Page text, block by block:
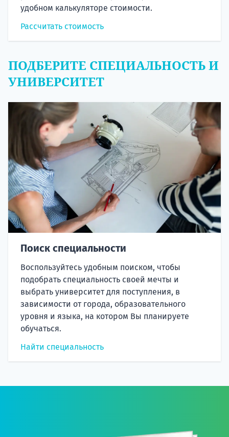
удобном калькуляторе стоимости.
Рассчитать стоимость
ПОДБЕРИТЕ СПЕЦИАЛЬНОСТЬ И
УНИВЕРСИТЕТ
Поиск специальности
Воспользуйтесь удобным поиском, чтобы
подобрать специальность своей мечты и
выбрать университет для поступления, в
зависимости от города, образовательного
уровня и языка, на котором Вы планируете
обучаться.
Найти специальность